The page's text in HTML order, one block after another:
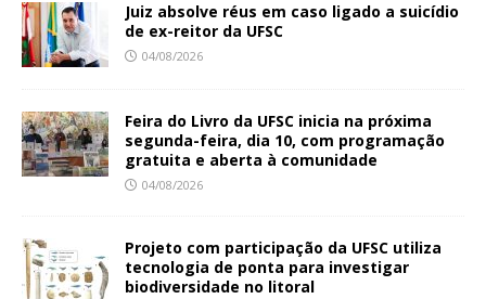
Juiz absolve réus em caso ligado a suicídio
de ex-reitor da UFSC
04/08/2026
Feira do Livro da UFSC inicia na próxima
segunda-feira, dia 10, com programação
gratuita e aberta à comunidade
04/08/2026
Projeto com participação da UFSC utiliza
tecnologia de ponta para investigar
biodiversidade no litoral